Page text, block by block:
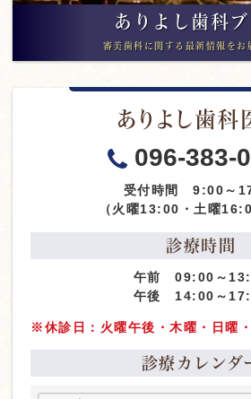
ありよし歯科
審美歯科に関する最新情報をお
ありよし歯科
096-383-
受付時間 9:00～
（火曜13:00・土曜
診療時間
午前 09:00～
午後 14:00～
※休診日：火曜午後・木曜・日曜
診療カレンダ